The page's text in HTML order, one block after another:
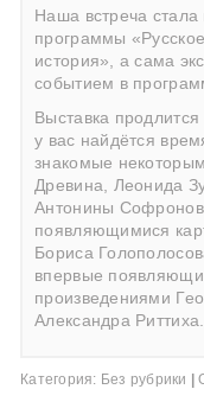
Наша встреча
программы
история», а сама
событием в
Выставка
у вас найдётся
знакомые
Древина, Леонида
Антонины
появляющимися
Бориса
впервые
произведениями
Александра Риттиха.
Категория: Без рубрики